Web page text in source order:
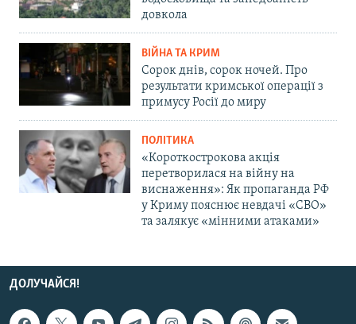
довкола
ВІЙНА ТА КРИМ
Сорок днів, сорок ночей. Про
результати кримської операції з
примусу Росії до миру
ПОЛІТИКА
«Короткострокова акція
перетворилася на війну на
виснаження»: Як пропаганда РФ
у Криму пояснює невдачі «СВО»
та залякує «мінними атаками»
ДОЛУЧАЙСЯ!